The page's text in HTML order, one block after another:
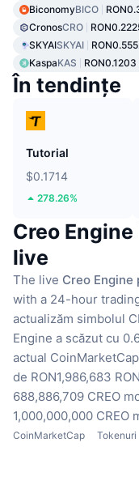
BiconomyBICO
CronosCRO
SKYAISKYAI
KaspaKAS RON0.1203
În tendințe
Tutorial
$0.1714
278.26%
Creo
live
The live Creo
with a 24-hour
actualizăm simbolul
Engine a scăzut cu
actual
de RON1,986,683
688,886,709 CREO
1,000,000,000 CREO
CoinMarketCap Tokenuri